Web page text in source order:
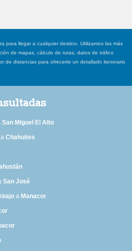
para llegar a cualquier destino. Utilizamos las más
de mapas, cálculo de rutas, datos de tráfico
de distancias para ofrecerte un detallado itenerario
San Miguel El Alto
aChahuites
San José
a Manacor